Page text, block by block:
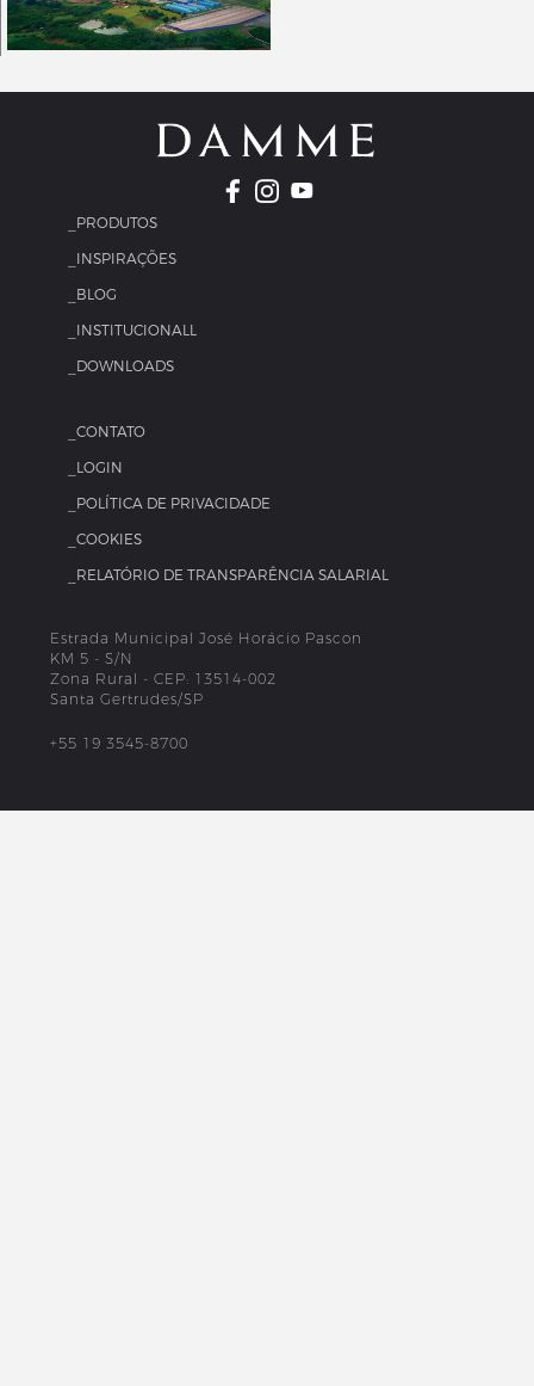
_PRODUTOS
_INSPIRAÇÕES
_BLOG
_INSTITUCIONALL
_DOWNLOADS
_CONTATO
_LOGIN
_POLÍTICA DE PRIVACIDADE
_COOKIES
_RELATÓRIO DE TRANSPARÊNCIA SALARIAL
Estrada Municipal José Horácio Pascon
KM 5 - S/N
Zona Rural - CEP: 13514-002
Santa Gertrudes/SP
+55 19 3545-8700